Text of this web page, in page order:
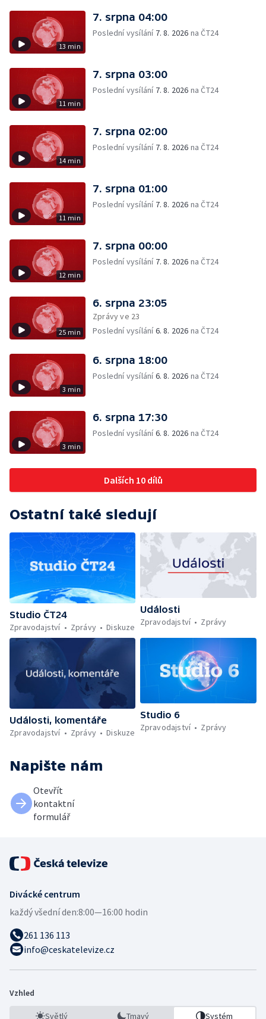
13 min
7. srpna 04:00
Poslední vysílání 7. 8. 2026 na ČT24
11 min
7. srpna 03:00
Poslední vysílání 7. 8. 2026 na ČT24
14 min
7. srpna 02:00
Poslední vysílání 7. 8. 2026 na ČT24
11 min
7. srpna 01:00
Poslední vysílání 7. 8. 2026 na ČT24
12 min
7. srpna 00:00
Poslední vysílání 7. 8. 2026 na ČT24
25 min
6. srpna 23:05
Zprávy ve 23
Poslední vysílání6. 8. 2026 na ČT24
3 min
6. srpna 18:00
Poslední vysílání6. 8. 2026 na ČT24
3 min
6. srpna 17:30
Poslední vysílání6. 8. 2026 na ČT24
Dalších 10 dílů
Ostatní také sledují
Studio ČT24
Zpravodajství
Zprávy Diskuze
Události
Zpravodajství
Zprávy
Události, komentáře
Zpravodajství
Zprávy Diskuze
Studio 6
Zpravodajství
Zprávy
Napište nám
Otevřít
kontaktní
formulář
Divácké centrum
každý všední den:8:00—16:00 hodin
261 136 113
info@ceskatelevize.cz
Vzhled
Světlý Tmavý Systém